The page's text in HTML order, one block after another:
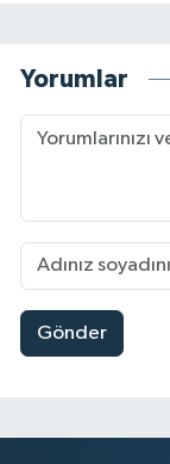
Yorumlar
Gönder